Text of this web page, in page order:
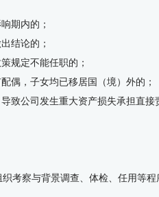
期内的；
结论的；
规定不能任职的；
偶，子女均已移居国（境）外的；
致公司发生重大资产损失承担直接
考察与背景调查、体检、任用等程